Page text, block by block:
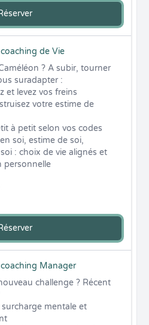
de Vie
? A subir, tourner
suradapter :
et levez vos freins
votre estime de
à petit selon vos codes
soi, estime de soi,
: choix de vie alignés et
personnelle
Manager
challenge ? Récent
surcharge mentale et